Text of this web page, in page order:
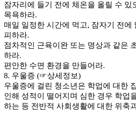
잠자리에 들기 전에 체온을 올릴 수 있
목욕하라.
매일 일정한 시간에 먹고, 잠자기 전에
피하라.
점차적인 근육이완 또는 명상과 같은
하라.
편안한 수면 환경을 만들어라.
8. 우울증 (☞상세정보)
우울증에 걸린 청소년은 학업에 대한
인해 성적이 떨어지며 심한 경우 학업
하는 등 전반적 사회생활에 대한 위축